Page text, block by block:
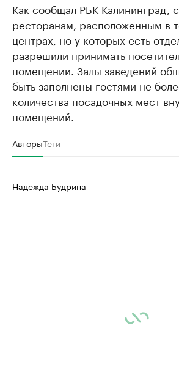
Как сообщал РБК Калининград, с
ресторанам, расположенным в
центрах, но у которых есть
разрешили принимать
помещении. Залы заведений
быть заполнены гостями не
количества посадочных мест
помещений.
АвторыТеги
Надежда Будрина